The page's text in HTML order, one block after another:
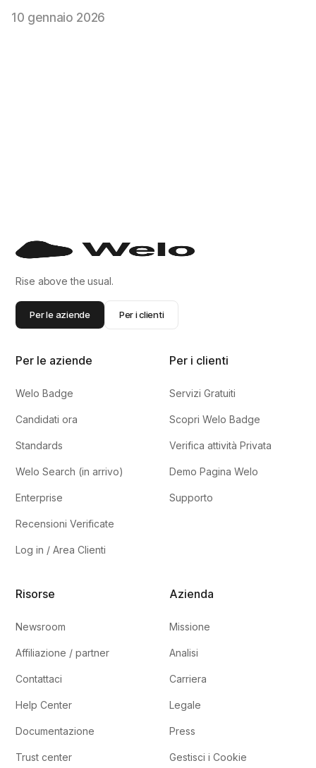
10 gennaio 2026
Rise above the usual.
Per le aziende Per i clienti
Per le aziende
Welo Badge
Candidati ora
Standards
Welo Search (in arrivo)
Enterprise
Recensioni Verificate
Log in / Area Clienti
Per i clienti
Servizi Gratuiti
Scopri Welo Badge
Verifica attività Privata
Demo Pagina Welo
Supporto
Risorse
Newsroom
Affiliazione / partner
Contattaci
Help Center
Documentazione
Trust center
Azienda
Missione
Analisi
Carriera
Legale
Press
Gestisci i Cookie